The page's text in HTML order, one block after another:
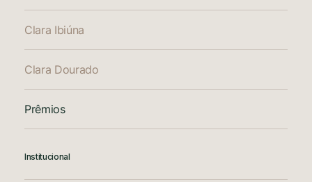
Clara Ibiúna
Clara Dourado
Prêmios
Institucional